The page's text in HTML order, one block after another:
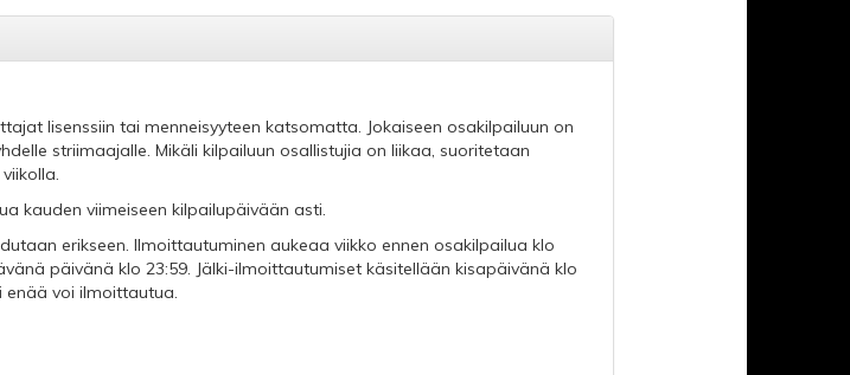
lisenssiin tai menneisyyteen katsomatta. Jokaiseen osakilpailuun on
striimaajalle. Mikäli kilpailuun osallistujia on liikaa, suoritetaan
kauden viimeiseen kilpailupäivään asti.
erikseen. Ilmoittautuminen aukeaa viikko ennen osakilpailua klo
päivänä klo 23:59. Jälki-ilmoittautumiset käsitellään kisapäivänä klo
enää voi ilmoittautua.